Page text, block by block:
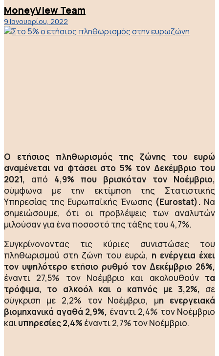
MoneyView Team
9 Ιανουαρίου, 2022
Ο ετήσιος πληθωρισμός της ζώνης του ευρώ
αναμένεται να φτάσει στο 5% τον Δεκέμβριο του
2021, από 4,9% που βρισκόταν τον Νοέμβριο,
σύμφωνα με την εκτίμηση της Στατιστικής
Υπηρεσίας της Ευρωπαϊκής Ένωσης (Eurostat). Να
σημειώσουμε, ότι οι προβλέψεις των αναλυτών
μιλούσαν για ένα ποσοστό της τάξης του 4,7%.
Συγκρίνονοντας τις κύριες συνιστώσες του
πληθωρισμού στη ζώνη του ευρώ, η ενέργεια έχει
τον υψηλότερο ετήσιο ρυθμό τον Δεκέμβριο 26%,
έναντι 27,5% τον Νοέμβριο και ακολουθούν τα
τρόφιμα, το αλκοόλ και ο καπνός με 3,2%, σε
σύγκριση με 2,2% τον Νοέμβριο, μη ενεργειακά
βιομηχανικά αγαθά 2,9%, έναντι 2,4% τον Νοέμβριο
καιυπηρεσίες 2,4% έναντι 2,7% τον Νοέμβριο.